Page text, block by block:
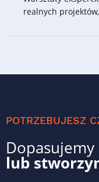
realnych
POTRZEBUJESZ
lub